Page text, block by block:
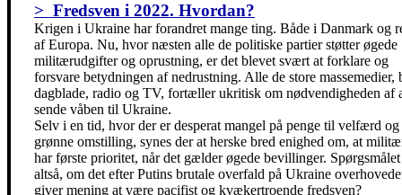
> Fredsven i 2022. Hvordan?
Krigen i Ukraine har forandret mange ting. Både i Danmark og
af Europa. Nu, hvor næsten alle de politiske partier støtter øgede
militærudgifter og oprustning, er det blevet svært at forklare og
forsvare betydningen af nedrustning. Alle de store massemedier,
dagblade, radio og TV, fortæller ukritisk om nødvendigheden af
sende våben til Ukraine.
Selv i en tid, hvor der er desperat mangel på penge til velfærd og
grønne omstilling, synes der at herske bred enighed om, at
har første prioritet, når det gælder øgede bevillinger.
altså, om det efter Putins brutale overfald på Ukraine
giver mening at være pacifist og kvækertroende fredsven?